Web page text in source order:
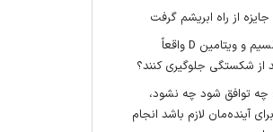
مکمل کلسیم و ویتامین D واقعاً
از شکستگی جلوگیری کنند؟
چه توافق شود چه نشود،
آینده‌مان لازم باشد انجام